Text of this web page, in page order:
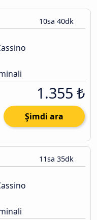
10sa 40dk
1.355 ₺
Şimdi ara
11sa 35dk